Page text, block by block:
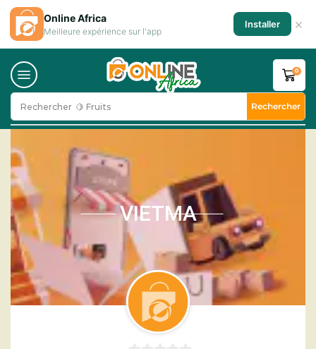
Rechercher 🍋 Fruits Rechercher
0
VIETMA
Online Africa
Meilleure expérience sur l'app
Installer ×